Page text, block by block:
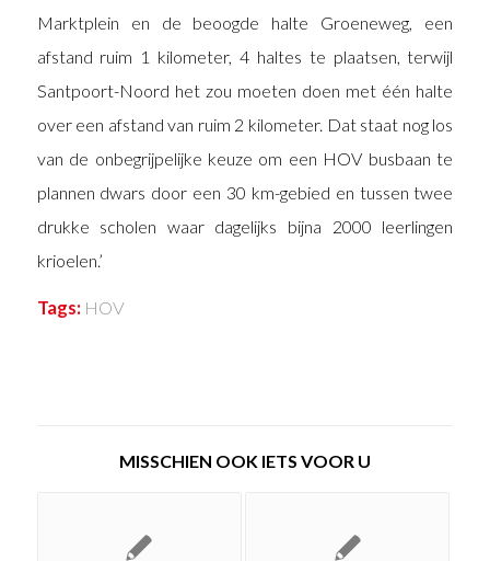
Marktplein en de beoogde halte Groeneweg, een
afstand ruim 1 kilometer, 4 haltes te plaatsen, terwijl
Santpoort-Noord het zou moeten doen met één halte
over een afstand van ruim 2 kilometer. Dat staat nog los
van de onbegrijpelijke keuze om een HOV busbaan te
plannen dwars door een 30 km-gebied en tussen twee
drukke scholen waar dagelijks bijna 2000 leerlingen
krioelen.’
Tags: HOV
MISSCHIEN OOK IETS VOOR U